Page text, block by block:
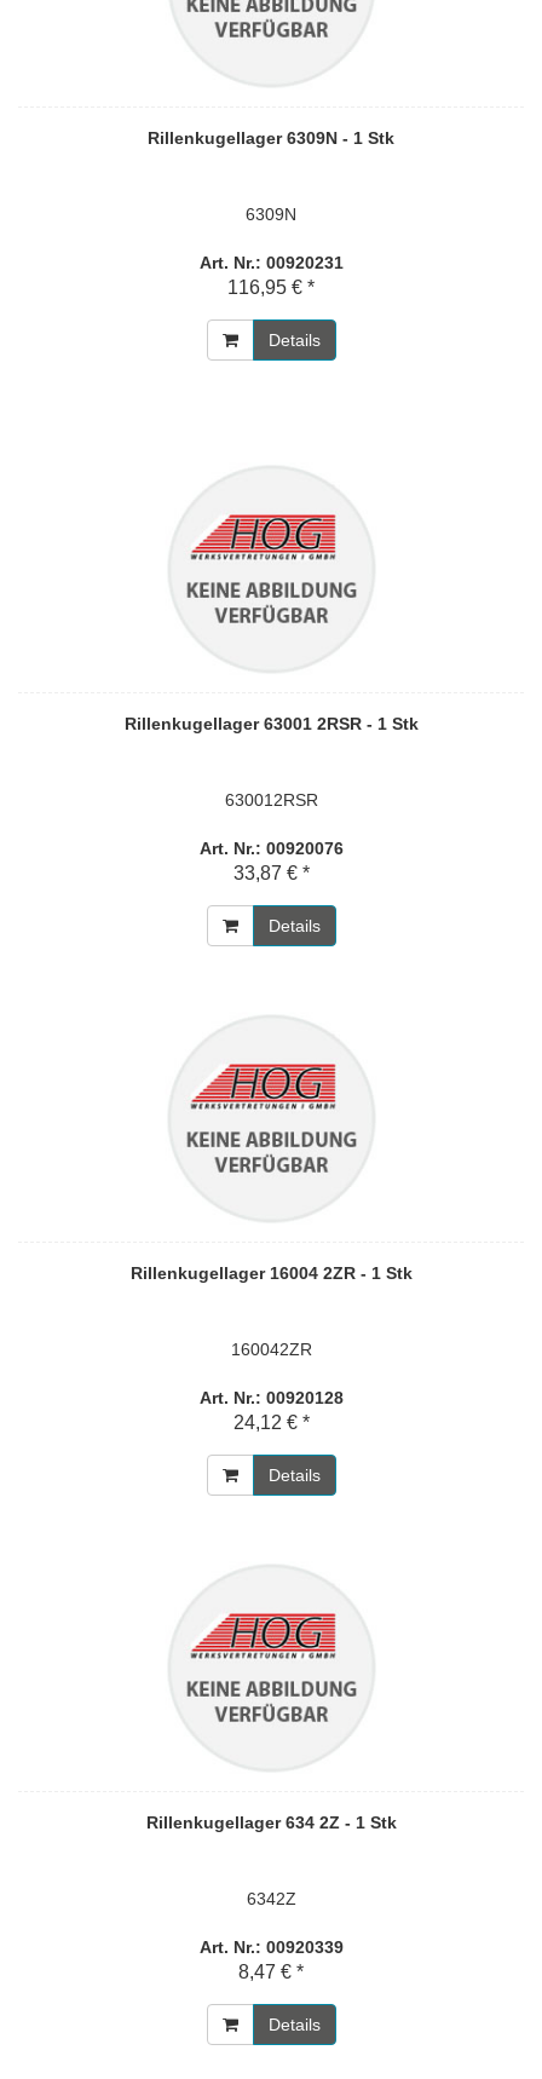
Rillenkugellager 6309N - 1 Stk
6309N
Art. Nr.: 00920231
116,95 € *
Details
Rillenkugellager 63001 2RSR - 1 Stk
630012RSR
Art. Nr.: 00920076
33,87 € *
Details
Rillenkugellager 16004 2ZR - 1 Stk
160042ZR
Art. Nr.: 00920128
24,12 € *
Details
Rillenkugellager 634 2Z - 1 Stk
6342Z
Art. Nr.: 00920339
8,47 € *
Details